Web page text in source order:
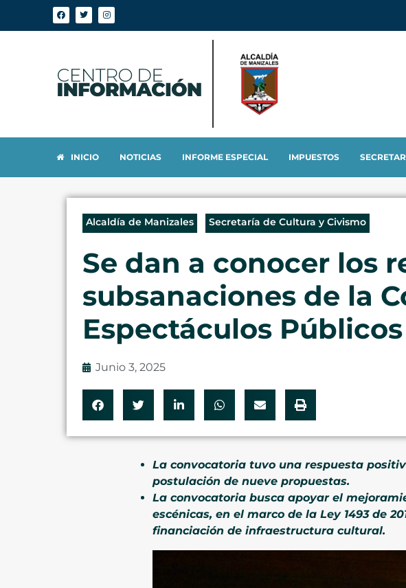
INICIO NOTICIAS INFORME ESPECIAL IMPUESTOS
Alcaldía de Manizales Secretaría de Cultura y Civismo
Se dan a conocer los
subsanaciones de la
Espectáculos Públicos
Junio 3, 2025
La convocatoria tuvo una respuesta
postulación de nueve propuestas.
La convocatoria busca apoyar el
escénicas, en el marco de la Ley 1493 de
financiación de infraestructura cultural.